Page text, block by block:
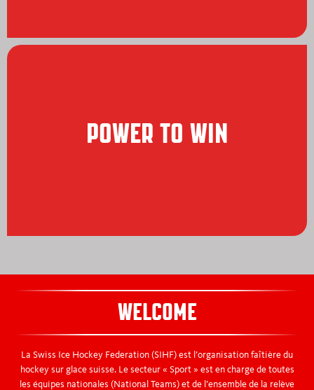
POWER TO WIN
WELCOME
La Swiss Ice Hockey Federation (SIHF) est l’organisation faîtière du
hockey sur glace suisse. Le secteur « Sport » est en charge de toutes
les équipes nationales (National Teams) et de l’ensemble de la relève